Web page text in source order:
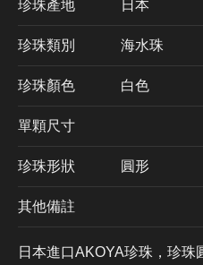
珍珠產地 日本
珍珠類別 海水珠
珍珠顏色 ​白色
單顆尺寸
珍珠形狀 圓形
其他備註
日本進口AKOYA珍珠，珍